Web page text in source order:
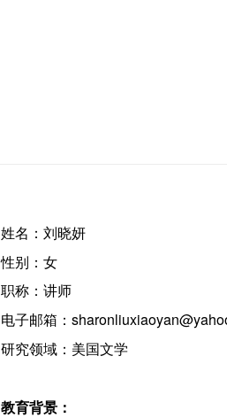
姓名：刘晓妍
性别：女
职称：讲师
电子邮箱：
研究领域：美国文学
教育背景：